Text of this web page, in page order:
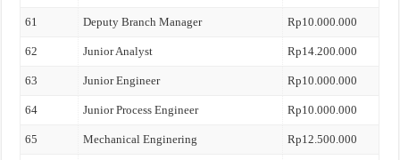
61 Deputy Branch Manager Rp10.000.000
62 Junior Analyst Rp14.200.000
63 Junior Engineer Rp10.000.000
64 Junior Process Engineer Rp10.000.000
65 Mechanical Enginering Rp12.500.000